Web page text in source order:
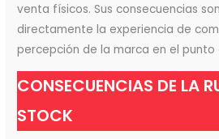
venta físicos. Sus consecuencias
directamente la experiencia de
percepción de la marca en el punto
CONSECUENCIAS DE LA
STOCK